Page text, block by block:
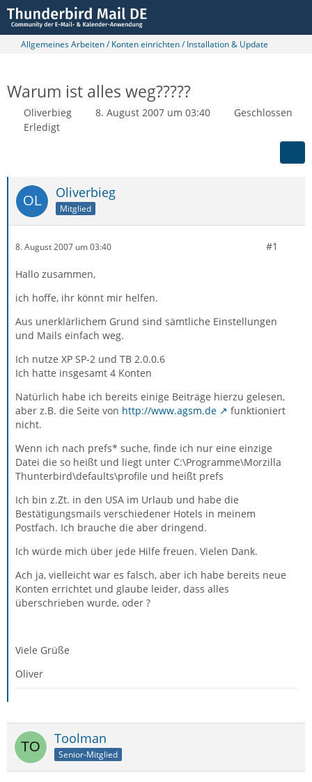
Allgemeines Arbeiten / Konten einrichten / Installation & Update
Warum ist alles weg?????
Oliverbieg 8. August 2007 um 03:40
Geschlossen
Erledigt
Oliverbieg
Mitglied
8. August 2007 um 03:40 #1
Hallo zusammen,
ich hoffe, ihr könnt mir helfen.
Aus unerklärlichem Grund sind sämtliche Einstellungen
und Mails einfach weg.
Ich nutze XP SP-2 und TB 2.0.0.6
Ich hatte insgesamt 4 Konten
Natürlich habe ich bereits einige Beiträge hierzu gelesen,
aber z.B. die Seite von http://www.agsm.de
funktioniert
nicht.
Wenn ich nach prefs* suche, finde ich nur eine einzige
Datei die so heißt und liegt unter C:\Programme\Morzilla
Thunterbird\defaults\profile und heißt prefs
Ich bin z.Zt. in den USA im Urlaub und habe die
Bestätigungsmails verschiedener Hotels in meinem
Postfach. Ich brauche die aber dringend.
Ich würde mich über jede Hilfe freuen. Vielen Dank.
Ach ja, vielleicht war es falsch, aber ich habe bereits neue
Konten errichtet und glaube leider, dass alles
überschrieben wurde, oder ?
Viele Grüße
Oliver
Toolman
Senior-Mitglied